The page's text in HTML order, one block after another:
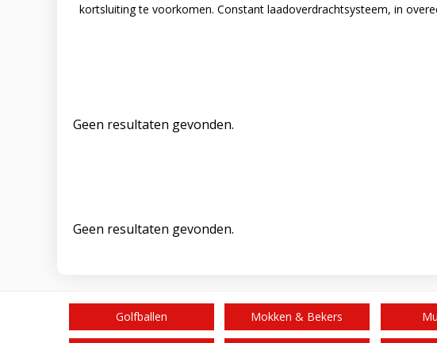
kortsluiting te voorkomen. Constant laadoverdrachtsysteem, in
Geen resultaten gevonden.
Geen resultaten gevonden.
Golfballen Mokken & Bekers